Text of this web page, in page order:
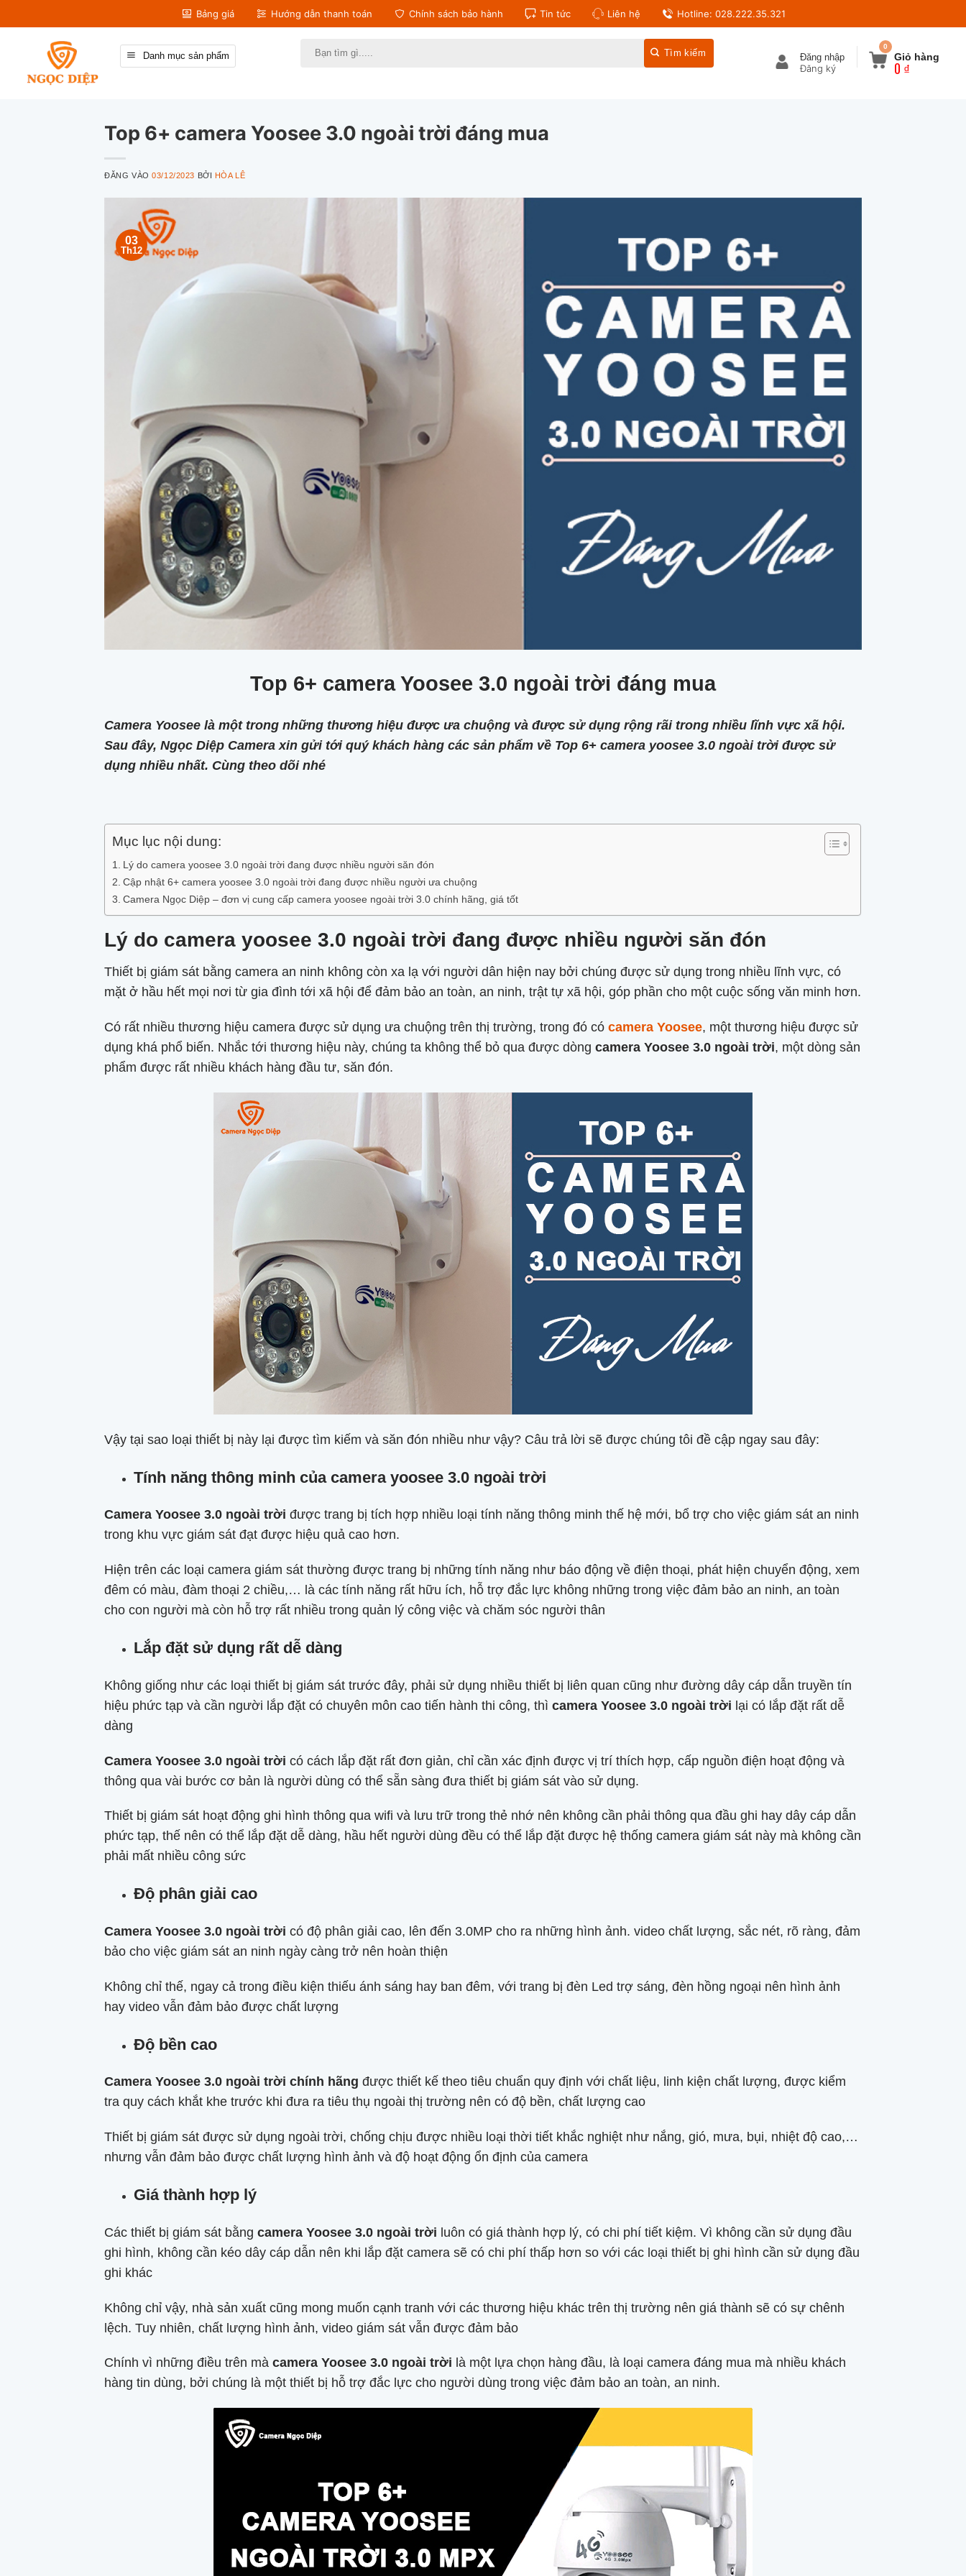
qua
Bảng giá Hướng dẫn thanh toán Chính sách bảo hành Tin tức Liên hệ Hotline: 028.222.35.321
Danh mục sản phẩm
kiếm:
Đăng nhập Giỏ hàng
0 ₫
0
Top 6+ camera Yoosee 3.0 ngoài trời đáng mua
ĐĂNG VÀO03/12/2023 BỞI HÒA LÊ
03
Th12
Top 6+ camera Yoosee 3.0 ngoài trời đáng mua
Camera Yoosee là một trong những thương hiệu được ưa chuộng và được sử dụng rộng rãi trong nhiều lĩnh vực xã hội.
Sau đây, Ngọc Diệp Camera xin gửi tới quý khách hàng các sản phẩm về Top 6+ camera yoosee 3.0 ngoài trời được sử
dụng nhiều nhất. Cùng theo dõi nhé
Mục lục nội dung:
Lý do camera yoosee 3.0 ngoài trời đang được nhiều người săn đón
Cập nhật 6+ camera yoosee 3.0 ngoài trời đang được nhiều người ưa chuộng
Camera Ngọc Diệp – đơn vị cung cấp camera yoosee ngoài trời 3.0 chính hãng, giá tốt
Lý do camera yoosee 3.0 ngoài trời đang được nhiều người săn đón
Thiết bị giám sát bằng camera an ninh không còn xa lạ với người dân hiện nay bởi chúng được sử dụng trong nhiều lĩnh vực, có
mặt ở hầu hết mọi nơi từ gia đình tới xã hội để đảm bảo an toàn, an ninh, trật tự xã hội, góp phần cho một cuộc sống văn minh hơn.
Có rất nhiều thương hiệu camera được sử dụng ưa chuộng trên thị trường, trong đó cócamera Yoosee, một thương hiệu được sử
dụng khá phổ biến. Nhắc tới thương hiệu này, chúng ta không thể bỏ qua được dòngcamera Yoosee 3.0 ngoài trời, một dòng sản
phẩm được rất nhiều khách hàng đầu tư, săn đón.
Vậy tại sao loại thiết bị này lại được tìm kiếm và săn đón nhiều như vậy? Câu trả lời sẽ được chúng tôi đề cập ngay sau đây:
Tính năng thông minh của camera yoosee 3.0 ngoài trời
Camera Yoosee 3.0 ngoài trời được trang bị tích hợp nhiều loại tính năng thông minh thế hệ mới, bổ trợ cho việc giám sát an ninh
trong khu vực giám sát đạt được hiệu quả cao hơn.
Hiện trên các loại camera giám sát thường được trang bị những tính năng như báo động về điện thoại, phát hiện chuyển động, xem
đêm có màu, đàm thoại 2 chiều,… là các tính năng rất hữu ích, hỗ trợ đắc lực không những trong việc đảm bảo an ninh, an toàn
cho con người mà còn hỗ trợ rất nhiều trong quản lý công việc và chăm sóc người thân
Lắp đặt sử dụng rất dễ dàng
Không giống như các loại thiết bị giám sát trước đây, phải sử dụng nhiều thiết bị liên quan cũng như đường dây cáp dẫn truyền tín
hiệu phức tạp và cần người lắp đặt có chuyên môn cao tiến hành thi công, thìcamera Yoosee 3.0 ngoài trời lại có lắp đặt rất dễ
dàng
Camera Yoosee 3.0 ngoài trời có cách lắp đặt rất đơn giản, chỉ cần xác định được vị trí thích hợp, cấp nguồn điện hoạt động và
thông qua vài bước cơ bản là người dùng có thể sẵn sàng đưa thiết bị giám sát vào sử dụng.
Thiết bị giám sát hoạt động ghi hình thông qua wifi và lưu trữ trong thẻ nhớ nên không cần phải thông qua đầu ghi hay dây cáp dẫn
phức tạp, thế nên có thể lắp đặt dễ dàng, hầu hết người dùng đều có thể lắp đặt được hệ thống camera giám sát này mà không cần
phải mất nhiều công sức
Độ phân giải cao
Camera Yoosee 3.0 ngoài trời có độ phân giải cao, lên đến 3.0MP cho ra những hình ảnh. video chất lượng, sắc nét, rõ ràng, đảm
bảo cho việc giám sát an ninh ngày càng trở nên hoàn thiện
Không chỉ thế, ngay cả trong điều kiện thiếu ánh sáng hay ban đêm, với trang bị đèn Led trợ sáng, đèn hồng ngoại nên hình ảnh
hay video vẫn đảm bảo được chất lượng
Độ bền cao
Camera Yoosee 3.0 ngoài trời chính hãng được thiết kế theo tiêu chuẩn quy định với chất liệu, linh kiện chất lượng, được kiểm
tra quy cách khắt khe trước khi đưa ra tiêu thụ ngoài thị trường nên có độ bền, chất lượng cao
Thiết bị giám sát được sử dụng ngoài trời, chống chịu được nhiều loại thời tiết khắc nghiệt như nắng, gió, mưa, bụi, nhiệt độ cao,…
nhưng vẫn đảm bảo được chất lượng hình ảnh và độ hoạt động ổn định của camera
Giá thành hợp lý
Các thiết bị giám sát bằngcamera Yoosee 3.0 ngoài trời luôn có giá thành hợp lý, có chi phí tiết kiệm. Vì không cần sử dụng đầu
ghi hình, không cần kéo dây cáp dẫn nên khi lắp đặt camera sẽ có chi phí thấp hơn so với các loại thiết bị ghi hình cần sử dụng đầu
ghi khác
Không chỉ vậy, nhà sản xuất cũng mong muốn cạnh tranh với các thương hiệu khác trên thị trường nên giá thành sẽ có sự chênh
lệch. Tuy nhiên, chất lượng hình ảnh, video giám sát vẫn được đảm bảo
Chính vì những điều trên màcamera Yoosee 3.0 ngoài trời là một lựa chọn hàng đầu, là loại camera đáng mua mà nhiều khách
hàng tin dùng, bởi chúng là một thiết bị hỗ trợ đắc lực cho người dùng trong việc đảm bảo an toàn, an ninh.